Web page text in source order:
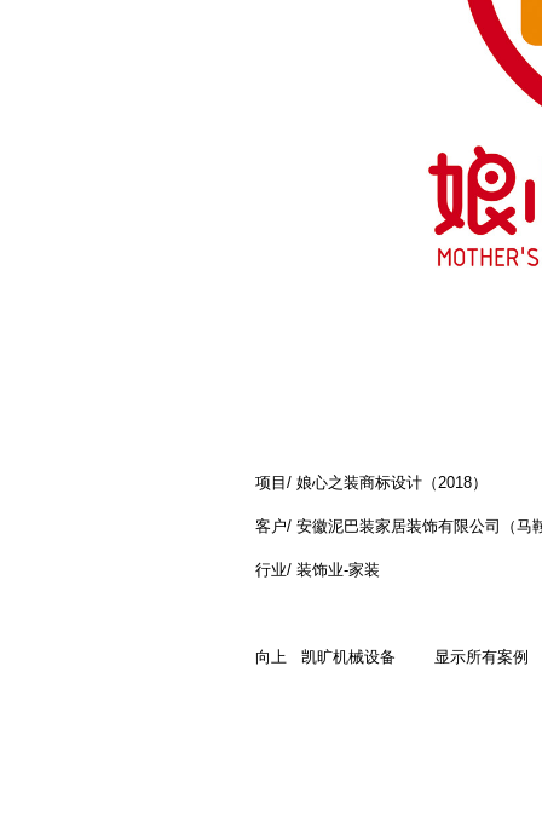
项目/ 娘心之装商标设计（2018）
客户/ 安徽泥巴装家居装饰有限公司（马
行业/ 装饰业-家装
向上凯旷机械设备 显示所有案例